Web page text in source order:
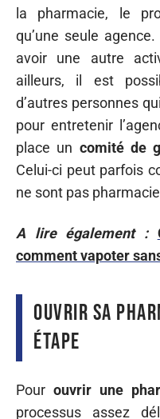
la pharmacie, le
qu’une seule
avoir une autre
ailleurs, il est
d’autres personnes
pour entretenir
place un comité de
Celui-ci peut parfois
ne sont pas
A lire également :
comment vapoter
Ouvrir sa
étape
Pour ouvrir une
processus assez